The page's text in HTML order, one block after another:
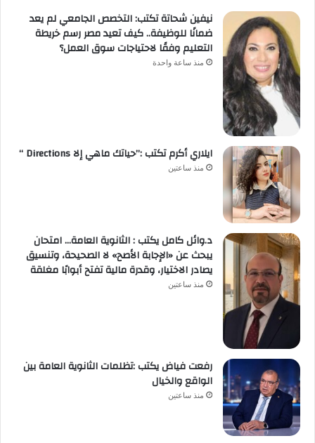
نيفين شحاتة تكتب: التخصص الجامعي لم يعد
ضمانًا للوظيفة.. كيف تعيد مصر رسم خريطة
التعليم وفقًا لاحتياجات سوق العمل؟
منذ ساعة واحدة
ايلاري أكرم تكتب :”حياتك ماهي إلا Directions “
منذ ساعتين
د.وائل كامل يكتب : الثانوية العامة… امتحان
يبحث عن «الإجابة الأصح» لا الصحيحة، وتنسيق
يصادر الاختيار، وقدرة مالية تفتح أبوابًا مغلقة
منذ ساعتين
رفعت فياض يكتب :تظلمات الثانوية العامة بين
الواقع والخيال
منذ ساعتين